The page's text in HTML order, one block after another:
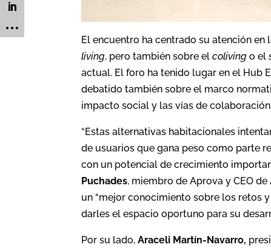
El encuentro ha centrado su atención
living, pero también sobre elcolivingo el
actual. El foro ha tenido lugar en el Hub
debatido también sobre el marco
impacto social y las vías de
“Estas alternativas habitacionales
de usuarios que gana peso como parte
con un potencial de crecimiento
Puchades, miembro de Aprova y CEO
un “mejor conocimiento sobre los retos
darles el espacio oportuno para su
Por su lado,Araceli Martín-Navarro,